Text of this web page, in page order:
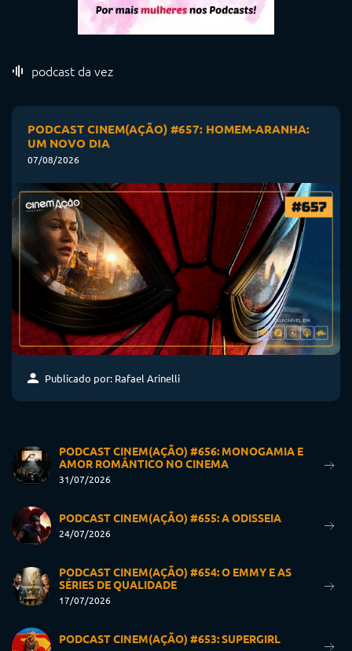
podcast da vez
PODCAST CINEM(AÇÃO) #657: HOMEM-ARANHA:
UM NOVO DIA
07/08/2026
Publicado por: Rafael Arinelli
PODCAST CINEM(AÇÃO) #656: MONOGAMIA E
AMOR ROMÂNTICO NO CINEMA
31/07/2026
PODCAST CINEM(AÇÃO) #655: A ODISSEIA
24/07/2026
PODCAST CINEM(AÇÃO) #654: O EMMY E AS
SÉRIES DE QUALIDADE
17/07/2026
PODCAST CINEM(AÇÃO) #653: SUPERGIRL